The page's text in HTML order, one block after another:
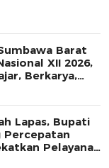
Barat
XII 2026,
Berkarya,
Lapas, Bupati
Percepatan
Pelayanan